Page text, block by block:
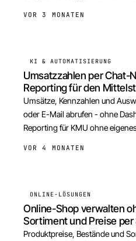
VOR 3 MONATEN
KI & AUTOMATISIERUNG
Umsatzzahlen per Chat-
Reporting für den
Umsätze, Kennzahlen und
oder E-Mail abrufen - ohne
Reporting für KMU ohne
VOR 4 MONATEN
ONLINE-LÖSUNGEN
Online-Shop verwalten
Sortiment und Preise
Produktpreise, Bestände und